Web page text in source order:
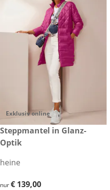
Exklusiv online
€ 139,00
Steppmantel in Glanz-
Optik
heine
€ 139,00
nur€ 139,00